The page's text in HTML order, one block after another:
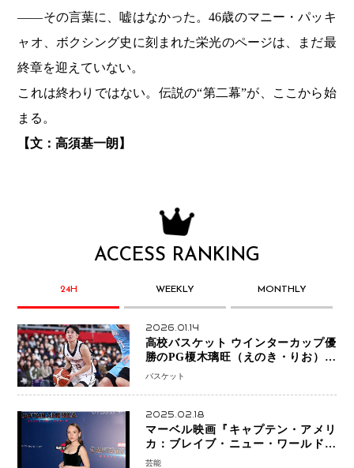
――その言葉に、嘘はなかった。46歳のマニー・パッキ
ャオ、ボクシング史に刻まれた栄光のページは、まだ最
終章を迎えていない。
これは終わりではない。伝説の“第二幕”が、ここから始
まる。
【文：高須基一朗】
ACCESS RANKING
24H WEEKLY MONTHLY
2026.01.14
高校バスケット ウインターカップ優
勝のPG榎木璃旺（えのき・りお）が
プロの現場へ―。
バスケット
2025.02.18
マーベル映画『キャプテン・アメリ
カ：ブレイブ・ニュー・ワールド』
新ブラック・ウィドウ役のシラ・ハー
芸能